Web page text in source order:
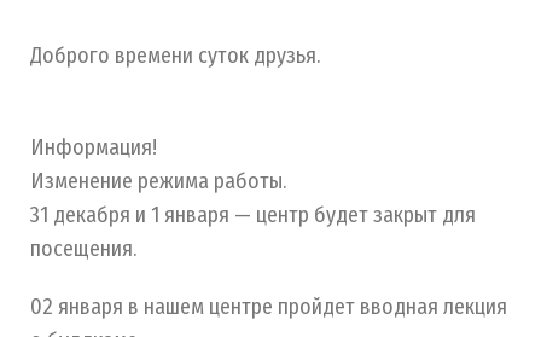
Доброго времени суток друзья.
Информация!
Изменение режима работы.
31 декабря и 1 января — центр будет закрыт для
посещения.
02 января в нашем центре пройдет вводная лекция